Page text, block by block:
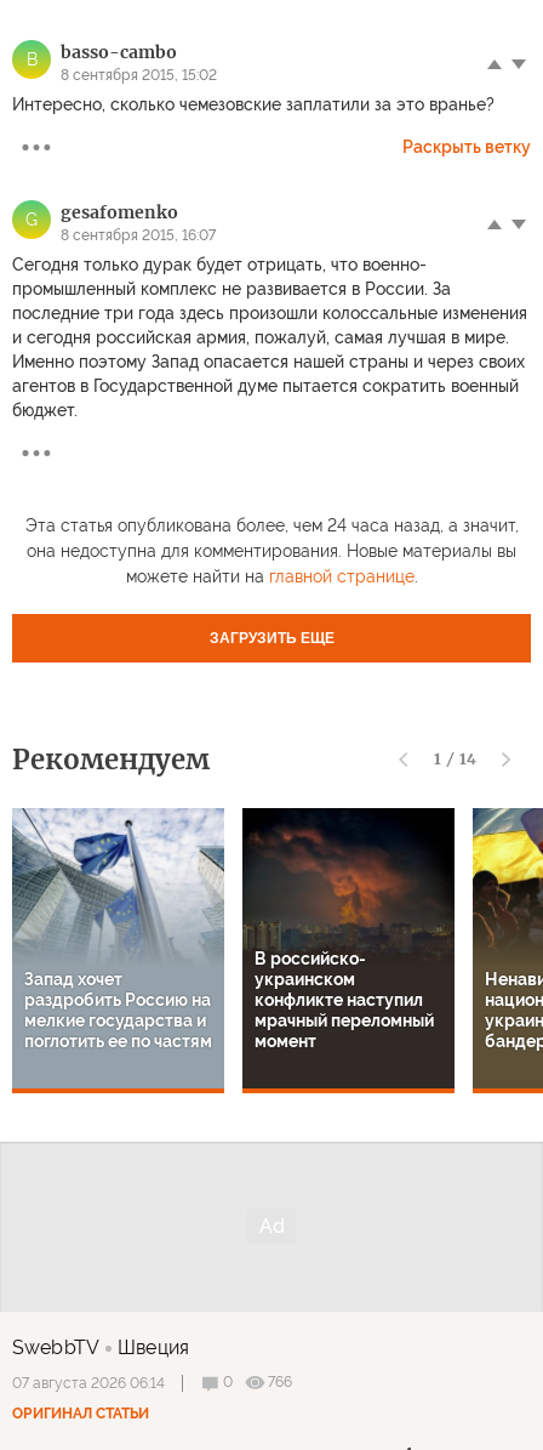
B basso-cambo
8 сентября 2015, 15:02
Интересно, сколько чемезовские заплатили за это вранье?
Раскрыть ветку
G gesafomenko
8 сентября 2015, 16:07
Сегодня только дурак будет отрицать, что военно-
промышленный комплекс не развивается в России. За
последние три года здесь произошли колоссальные изменения
и сегодня российская армия, пожалуй, самая лучшая в мире.
Именно поэтому Запад опасается нашей страны и через своих
агентов в Государственной думе пытается сократить военный
бюджет.
Эта статья опубликована более, чем 24 часа назад, а значит,
она недоступна для комментирования. Новые материалы вы
можете найти на главной странице.
ЗАГРУЗИТЬ ЕЩЕ
Рекомендуем 1 / 14
Запад хочет
раздробить Россию на
мелкие государства и
поглотить ее по частям
В российско-
украинском
конфликте наступил
мрачный переломный
момент
SwebbTV Швеция
07 августа 2026 06:14 0
766
ОРИГИНАЛ СТАТЬИ